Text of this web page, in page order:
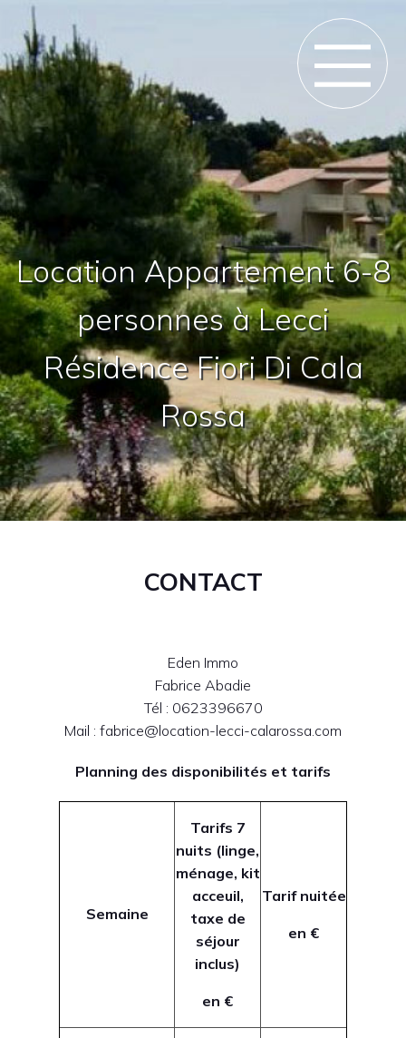
Location Appartement 6-8
personnes à Lecci
Résidence Fiori Di Cala
Rossa
CONTACT
Eden Immo
Fabrice Abadie
Tél : 0623396670
Mail : fabrice@location-lecci-calarossa.com
Planning des disponibilités et tarifs
Semaine
Tarifs 7
nuits (linge,
ménage, kit
acceuil,
taxe de
séjour
inclus)
en €
Tarif nuitée
en €